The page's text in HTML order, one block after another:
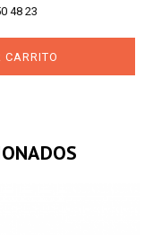
48 23
CARRITO